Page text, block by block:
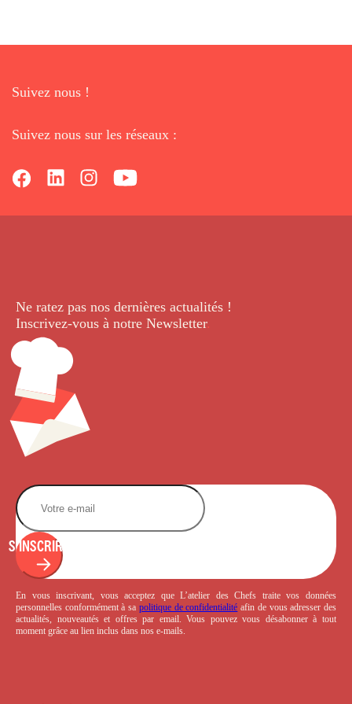
Suivez nous !
Suivez nous sur les réseaux :
Ne ratez pas nos dernières actualités !
Inscrivez-vous à notre Newsletter.
S'INSCRIRE
En vous inscrivant, vous acceptez que L’atelier des Chefs traite vos données
personnelles conformément à sa politique de confidentialité afin de vous adresser des
actualités, nouveautés et offres par email. Vous pouvez vous désabonner à tout
moment grâce au lien inclus dans nos e-mails.